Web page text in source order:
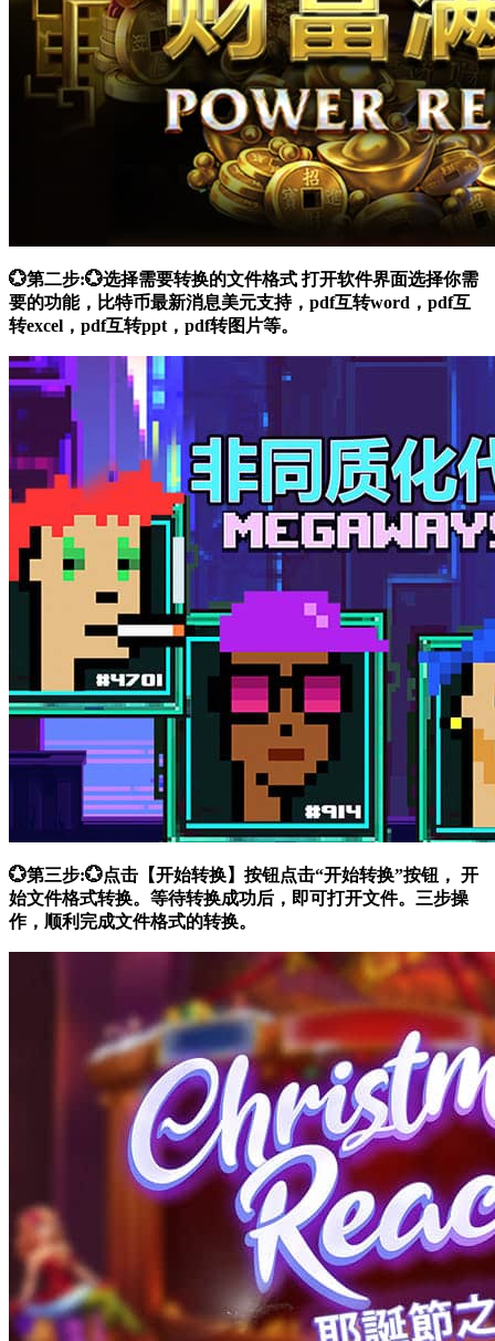
💮第二步:💮选择需要转换的文件格式 打开软件界面选择你需
要的功能，比特币最新消息美元支持，pdf互转word，pdf互
转excel，pdf互转ppt，pdf转图片等。
💮第三步:💮点击【开始转换】按钮点击“开始转换”按钮， 开
始文件格式转换。等待转换成功后，即可打开文件。三步操
作，顺利完成文件格式的转换。